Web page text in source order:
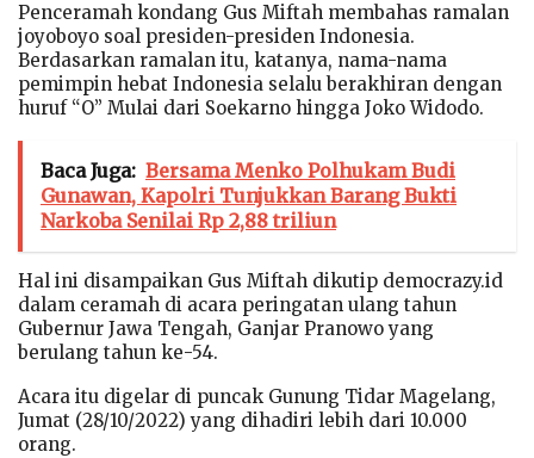
Penceramah kondang Gus Miftah membahas ramalan
joyoboyo soal presiden-presiden Indonesia.
Berdasarkan ramalan itu, katanya, nama-nama
pemimpin hebat Indonesia selalu berakhiran dengan
huruf “O” Mulai dari Soekarno hingga Joko Widodo.
Baca Juga: Bersama Menko Polhukam Budi
Gunawan, Kapolri Tunjukkan Barang Bukti
Narkoba Senilai Rp 2,88 triliun
Hal ini disampaikan Gus Miftah dikutip democrazy.id
dalam ceramah di acara peringatan ulang tahun
Gubernur Jawa Tengah, Ganjar Pranowo yang
berulang tahun ke-54.
Acara itu digelar di puncak Gunung Tidar Magelang,
Jumat (28/10/2022) yang dihadiri lebih dari 10.000
orang.